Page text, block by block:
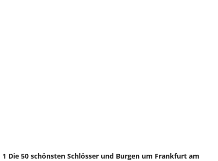
1 Die 50 schönsten Schlösser und Burgen um Frankfurt am